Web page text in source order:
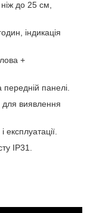
ніж до 25 см,
індикація
+
передній панелі.
для виявлення
IP31.